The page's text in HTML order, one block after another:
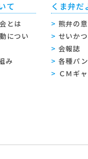
て
とは
につい
み
くま弁だ
熊弁の
せいか
会報誌
各種パ
ＣＭギ